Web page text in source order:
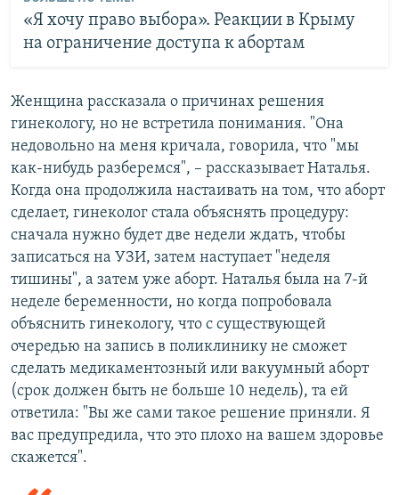
«Я хочу право выбора». Реакции в Крыму
на ограничение доступа к абортам
Женщина рассказала о причинах решения
гинекологу, но не встретила понимания. "Она
недовольно на меня кричала, говорила, что "мы
как-нибудь разберемся", – рассказывает Наталья.
Когда она продолжила настаивать на том, что аборт
сделает, гинеколог стала объяснять процедуру:
сначала нужно будет две недели ждать, чтобы
записаться на УЗИ, затем наступает "неделя
тишины", а затем уже аборт. Наталья была на 7-й
неделе беременности, но когда попробовала
объяснить гинекологу, что с существующей
очередью на запись в поликлинику не сможет
сделать медикаментозный или вакуумный аборт
(срок должен быть не больше 10 недель), та ей
ответила: "Вы же сами такое решение приняли. Я
вас предупредила, что это плохо на вашем здоровье
скажется".